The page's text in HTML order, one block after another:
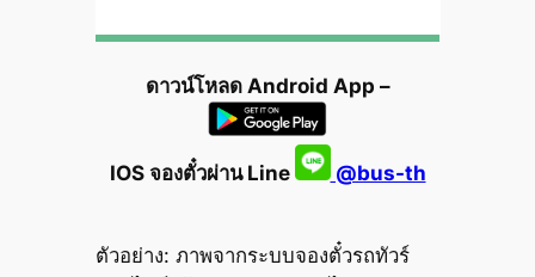
ดาวน์โหลด Android App –
IOS จองตั๋วผ่าน Line @bus-th
ตัวอย่าง: ภาพจากระบบจองตั๋วรถทัวร์